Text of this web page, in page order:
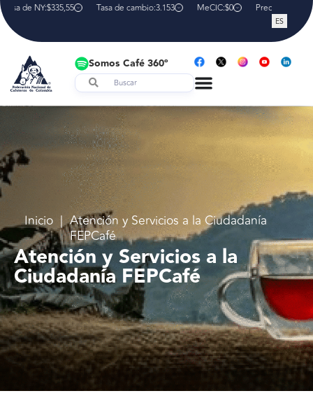
de NY:$335,55 Tasa de cambio:3.153 MeCIC:$0 Precio interno
ES
Somos Café 360º
Inicio | Atención y Servicios a la Ciudadanía
FEPCafé
Atención y Servicios a la
Ciudadanía FEPCafé